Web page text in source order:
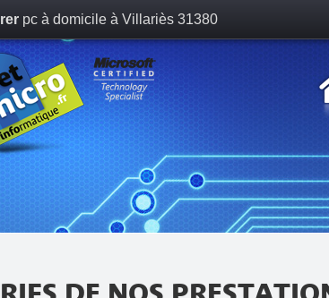
pc à domicile à Villariès 31380